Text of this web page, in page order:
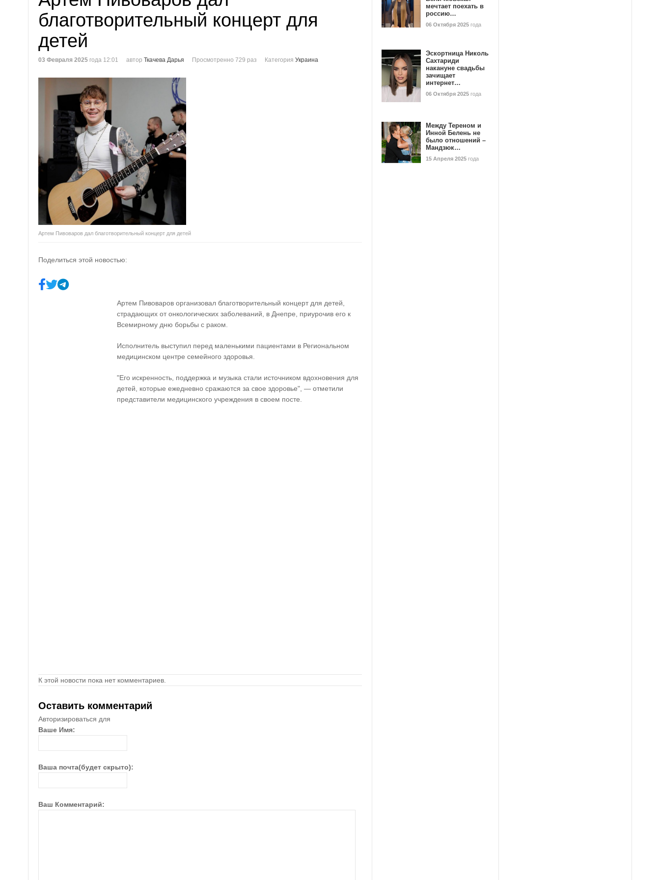
благотворительный концерт для
детей
03 Февраля 2025 года 12:01 автор Ткачева Дарья Просмотренно 729 раз Категория Украина
Артем Пивоваров дал благотворительный концерт для детей
Поделиться этой новостью:
Артем Пивоваров организовал благотворительный концерт для детей,
страдающих от онкологических заболеваний, в Днепре, приурочив его к
Всемирному дню борьбы с раком.
Исполнитель выступил перед маленькими пациентами в Региональном
медицинском центре семейного здоровья.
"Его искренность, поддержка и музыка стали источником вдохновения для
детей, которые ежедневно сражаются за свое здоровье", — отметили
представители медицинского учреждения в своем посте.
К этой новости пока нет комментариев.
Оставить комментарий
Авторизироваться для
Ваше Имя:
Ваша почта(будет скрыто):
Ваш Комментарий:
мечтает поехать в
россию…
06 Октября 2025 года
Эскортница Николь
Сахтариди
накануне свадьбы
зачищает
интернет…
06 Октября 2025 года
Между Тереном и
Инной Белень не
было отношений –
Мандзюк…
15 Апреля 2025 года